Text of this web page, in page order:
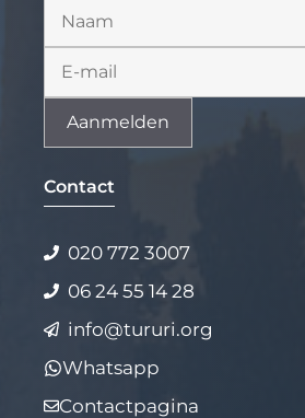
Alternative:
Contact
020 772 3007
06 24 55 14 28
info@tururi.org
Whatsapp
Contactpagina